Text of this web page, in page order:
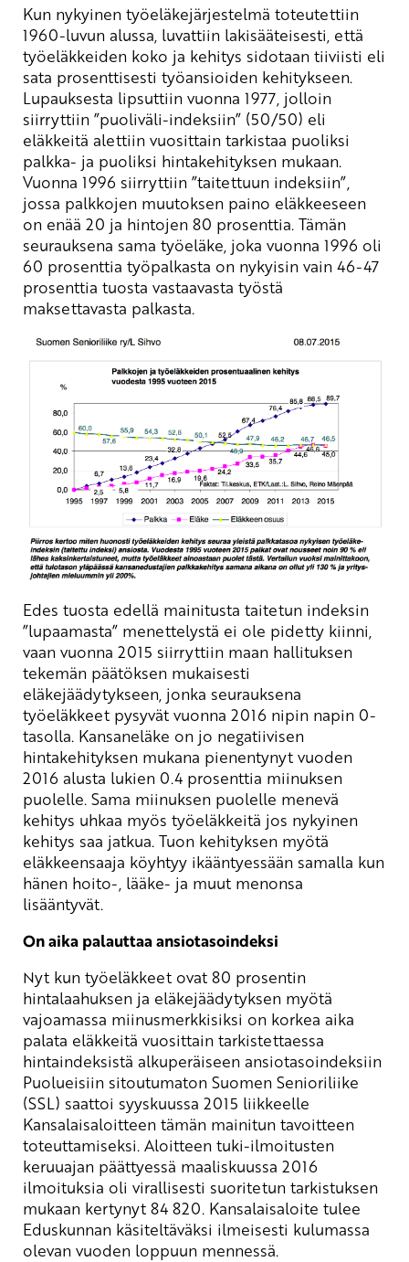
Kun nykyinen työeläkejärjestelmä toteutettiin
1960-luvun alussa, luvattiin lakisääteisesti, että
työeläkkeiden koko ja kehitys sidotaan tiiviisti eli
sata prosenttisesti työansioiden kehitykseen.
Lupauksesta lipsuttiin vuonna 1977, jolloin
siirryttiin ”puoliväli-indeksiin” (50/50) eli
eläkkeitä alettiin vuosittain tarkistaa puoliksi
palkka- ja puoliksi hintakehityksen mukaan.
Vuonna 1996 siirryttiin ”taitettuun indeksiin”,
jossa palkkojen muutoksen paino eläkkeeseen
on enää 20 ja hintojen 80 prosenttia. Tämän
seurauksena sama työeläke, joka vuonna 1996 oli
60 prosenttia työpalkasta on nykyisin vain 46-47
prosenttia tuosta vastaavasta työstä
maksettavasta palkasta.
Edes tuosta edellä mainitusta taitetun indeksin
”lupaamasta” menettelystä ei ole pidetty kiinni,
vaan vuonna 2015 siirryttiin maan hallituksen
tekemän päätöksen mukaisesti
eläkejäädytykseen, jonka seurauksena
työeläkkeet pysyvät vuonna 2016 nipin napin 0-
tasolla. Kansaneläke on jo negatiivisen
hintakehityksen mukana pienentynyt vuoden
2016 alusta lukien 0.4 prosenttia miinuksen
puolelle. Sama miinuksen puolelle menevä
kehitys uhkaa myös työeläkkeitä jos nykyinen
kehitys saa jatkua. Tuon kehityksen myötä
eläkkeensaaja köyhtyy ikääntyessään samalla kun
hänen hoito-, lääke- ja muut menonsa
lisääntyvät.
On aika palauttaa ansiotasoindeksi
Nyt kun työeläkkeet ovat 80 prosentin
hintalaahuksen ja eläkejäädytyksen myötä
vajoamassa miinusmerkkisiksi on korkea aika
palata eläkkeitä vuosittain tarkistettaessa
hintaindeksistä alkuperäiseen ansiotasoindeksiin
Puolueisiin sitoutumaton Suomen Senioriliike
(SSL) saattoi syyskuussa 2015 liikkeelle
Kansalaisaloitteen tämän mainitun tavoitteen
toteuttamiseksi. Aloitteen tuki-ilmoitusten
keruuajan päättyessä maaliskuussa 2016
ilmoituksia oli virallisesti suoritetun tarkistuksen
mukaan kertynyt 84 820. Kansalaisaloite tulee
Eduskunnan käsiteltäväksi ilmeisesti kulumassa
olevan vuoden loppuun mennessä.